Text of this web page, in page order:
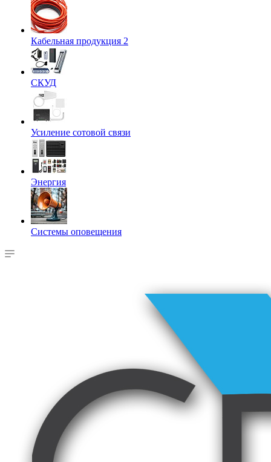
Кабельная продукция 2
СКУД
Усиление сотовой связи
Энергия
Системы оповещения